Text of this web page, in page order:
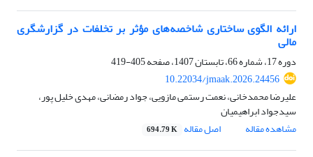
ارائه الگوی ساختاری شاخصه‌های مؤثر بر تخلفات در گزارشگری
مالی
دوره 17، شماره 66، تابستان 1407، صفحه
405-419
10.22034/jmaak.2026.24456
علیرضا محمدخانی، نعمت رستمی مازویی، جواد رمضانی، مهدی خلیل پور،
سیدجواد ابراهیمیان
مشاهده مقاله
اصل مقاله 694.79 K